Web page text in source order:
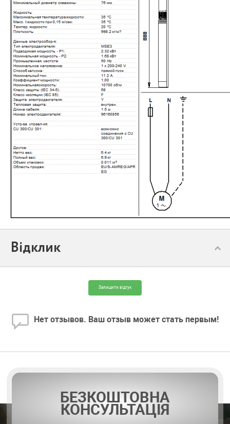
Відклик
Залишити відгук
Нет отзывов. Ваш отзыв может стать первым!
БЕЗКОШТОВНА
КОНСУЛЬТАЦІЯ